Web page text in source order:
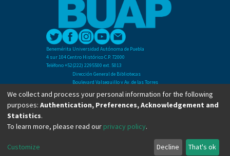
Benemérita Universidad Autónoma de Puebla
4 sur 104 Centro Histórico C.P. 72000
Teléfono +52(222) 2295500 ext. 5013
Dirección General de Bibliotecas
Boulevard Valsequillo y Av. de las Torres
Ciudad Universitaria. Col. San Manuel
C.P. 72570
Teléfono +52 (222) 2295500 Ext 2901
Copyright © Dirección General de Bibliotecas - BUAP 2024. All right reserved.
We collect and process your personal information for the following
purposes: Authentication, Preferences, Acknowledgement and
Statistics.
To learn more, please read our privacy policy.
Customize Decline That's ok